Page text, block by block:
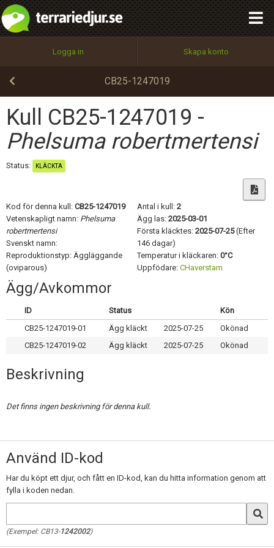
Logga in Skapa konto
CB25-1247019
Kull CB25-1247019 -
Phelsuma robertmertensi
Status: KLÄCKTA
Kod för denna kull: CB25-1247019
Vetenskapligt namn: Phelsuma
robertmertensi
Svenskt namn:
Reproduktionstyp: Äggläggande
(oviparous)
Antal i kull: 2
Ägg las: 2025-03-01
Första kläcktes: 2025-07-25(Efter
146 dagar)
Temperatur i kläckaren: 0°C
Uppfödare: CHaverstam
Ägg/Avkommor
ID Status
Kön
CB25-1247019-01
Ägg kläckt 2025-07-25
Okönad
CB25-1247019-02
Ägg kläckt 2025-07-25 Okönad
Beskrivning
Det finns ingen beskrivning för denna kull.
Använd ID-kod
Har du köpt ett djur, och fått en ID-kod, kan du hitta information genom att
fylla i koden nedan.
(Exempel: CB13-1242002)
Utför
100%
OK
integritetspolicy
Namn:
Epost:
Användarnamn:
Privacy Policy
Terms of Service
Skapa konto
Begär nytt lösenord
Tillbaka till förstasidan